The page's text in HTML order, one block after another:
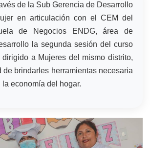
de la Sub Gerencia de Desarrollo
en articulación con el CEM del
de Negocios ENDG, área de
la segunda sesión del curso
a Mujeres del mismo distrito,
de brindarles herramientas necesaria
la economía del hogar.